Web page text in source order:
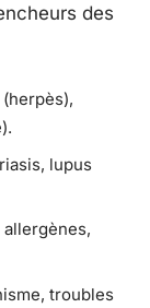
des
lupus
troubles